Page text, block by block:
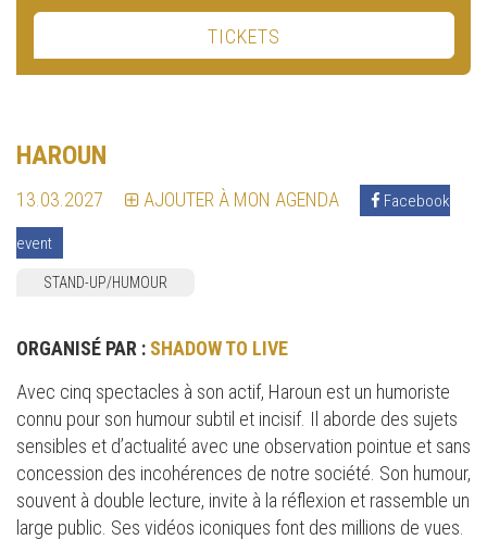
TICKETS
HAROUN
13.03.2027 AJOUTER À MON AGENDA Facebook
event
STAND-UP/HUMOUR
ORGANISÉ PAR : SHADOW TO LIVE
Avec cinq spectacles à son actif, Haroun est un humoriste
connu pour son humour subtil et incisif. Il aborde des sujets
sensibles et d’actualité avec une observation pointue et sans
concession des incohérences de notre société. Son humour,
souvent à double lecture, invite à la réflexion et rassemble un
large public. Ses vidéos iconiques font des millions de vues.